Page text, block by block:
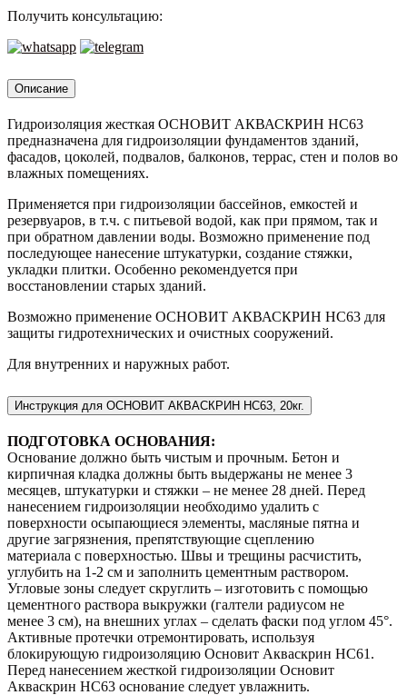
НС63,
20кг.
Получить консультацию:
Описание
Гидроизоляция жесткая ОСНОВИТ АКВАСКРИН НС63
предназначена для гидроизоляции фундаментов зданий,
фасадов, цоколей, подвалов, балконов, террас, стен и полов во
влажных помещениях.
Применяется при гидроизоляции бассейнов, емкостей и
резервуаров, в т.ч. с питьевой водой, как при прямом, так и
при обратном давлении воды. Возможно применение под
последующее нанесение штукатурки, создание стяжки,
укладки плитки. Особенно рекомендуется при
восстановлении старых зданий.
Возможно применение ОСНОВИТ АКВАСКРИН НС63 для
защиты гидротехнических и очистных сооружений.
Для внутренних и наружных работ.
Инструкция для ОСНОВИТ АКВАСКРИН НС63, 20кг.
ПОДГОТОВКА ОСНОВАНИЯ:
Основание должно быть чистым и прочным. Бетон и
кирпичная кладка должны быть выдержаны не менее 3
месяцев, штукатурки и стяжки – не менее 28 дней. Перед
нанесением гидроизоляции необходимо удалить с
поверхности осыпающиеся элементы, масляные пятна и
другие загрязнения, препятствующие сцеплению
материала с поверхностью. Швы и трещины расчистить,
углубить на 1-2 см и заполнить цементным раствором.
Угловые зоны следует скруглить – изготовить с помощью
цементного раствора выкружки (галтели радиусом не
менее 3 см), на внешних углах – сделать фаски под углом 45°.
Активные протечки отремонтировать, используя
блокирующую гидроизоляцию Основит Акваскрин HC61.
Перед нанесением жесткой гидроизоляции Основит
Акваскрин HC63 основание следует увлажнить.